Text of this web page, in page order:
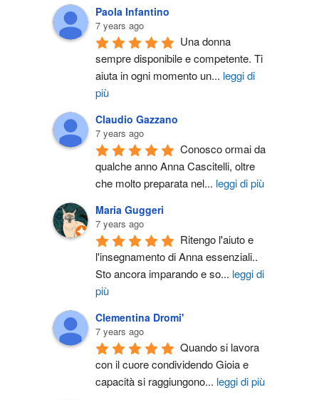
Paola Infantino
7 years ago
Una donna
sempre disponibile e competente. Ti
aiuta in ogni momento un... leggi di
più
Claudio Gazzano
7 years ago
Conosco ormai da
qualche anno Anna Cascitelli, oltre
che molto preparata nel... leggi di più
Maria Guggeri
7 years ago
Ritengo l'aiuto e
l'insegnamento di Anna essenziali..
Sto ancora imparando e so... leggi di
più
Clementina Dromi'
7 years ago
Quando si lavora
con il cuore condividendo Gioia e
capacità si raggiungono... leggi di più